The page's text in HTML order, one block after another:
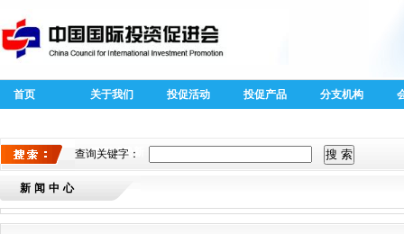
首页 关于我们 投促活动 投促产品 分支机构
投资专题 资新趋势新
查询关键字：
新闻中心